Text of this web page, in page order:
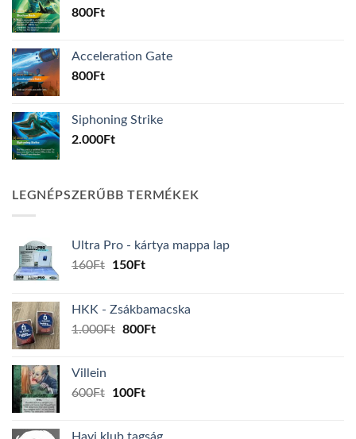
800Ft
Acceleration Gate
800Ft
Siphoning Strike
2.000Ft
LEGNÉPSZERŰBB TERMÉKEK
Ultra Pro - kártya mappa lap
160Ft
Original
160Ft.
150FtCurrent
150Ft.
HKK - Zsákbamacska
1.000Ft Original
800FtCurrent
Villein
600Ft
Original
100FtCurrent